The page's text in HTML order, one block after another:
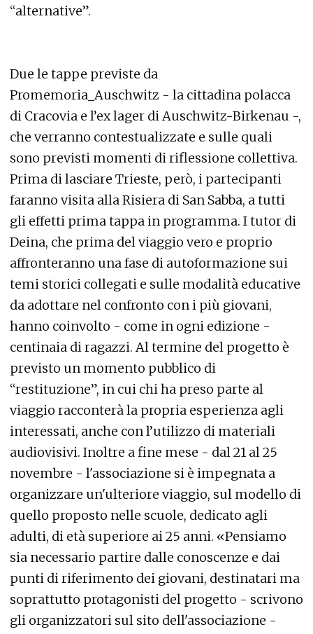
“alternative”.
Due le tappe previste da
Promemoria_Auschwitz - la cittadina polacca
di Cracovia e l’ex lager di Auschwitz-Birkenau -,
che verranno contestualizzate e sulle quali
sono previsti momenti di riflessione collettiva.
Prima di lasciare Trieste, però, i partecipanti
faranno visita alla Risiera di San Sabba, a tutti
gli effetti prima tappa in programma. I tutor di
Deina, che prima del viaggio vero e proprio
affronteranno una fase di autoformazione sui
temi storici collegati e sulle modalità educative
da adottare nel confronto con i più giovani,
hanno coinvolto - come in ogni edizione -
centinaia di ragazzi. Al termine del progetto è
previsto un momento pubblico di
“restituzione”, in cui chi ha preso parte al
viaggio racconterà la propria esperienza agli
interessati, anche con l’utilizzo di materiali
audiovisivi. Inoltre a fine mese - dal 21 al 25
novembre - l'associazione si è impegnata a
organizzare un'ulteriore viaggio, sul modello di
quello proposto nelle scuole, dedicato agli
adulti, di età superiore ai 25 anni. «Pensiamo
sia necessario partire dalle conoscenze e dai
punti di riferimento dei giovani, destinatari ma
soprattutto protagonisti del progetto - scrivono
gli organizzatori sul sito dell'associazione -